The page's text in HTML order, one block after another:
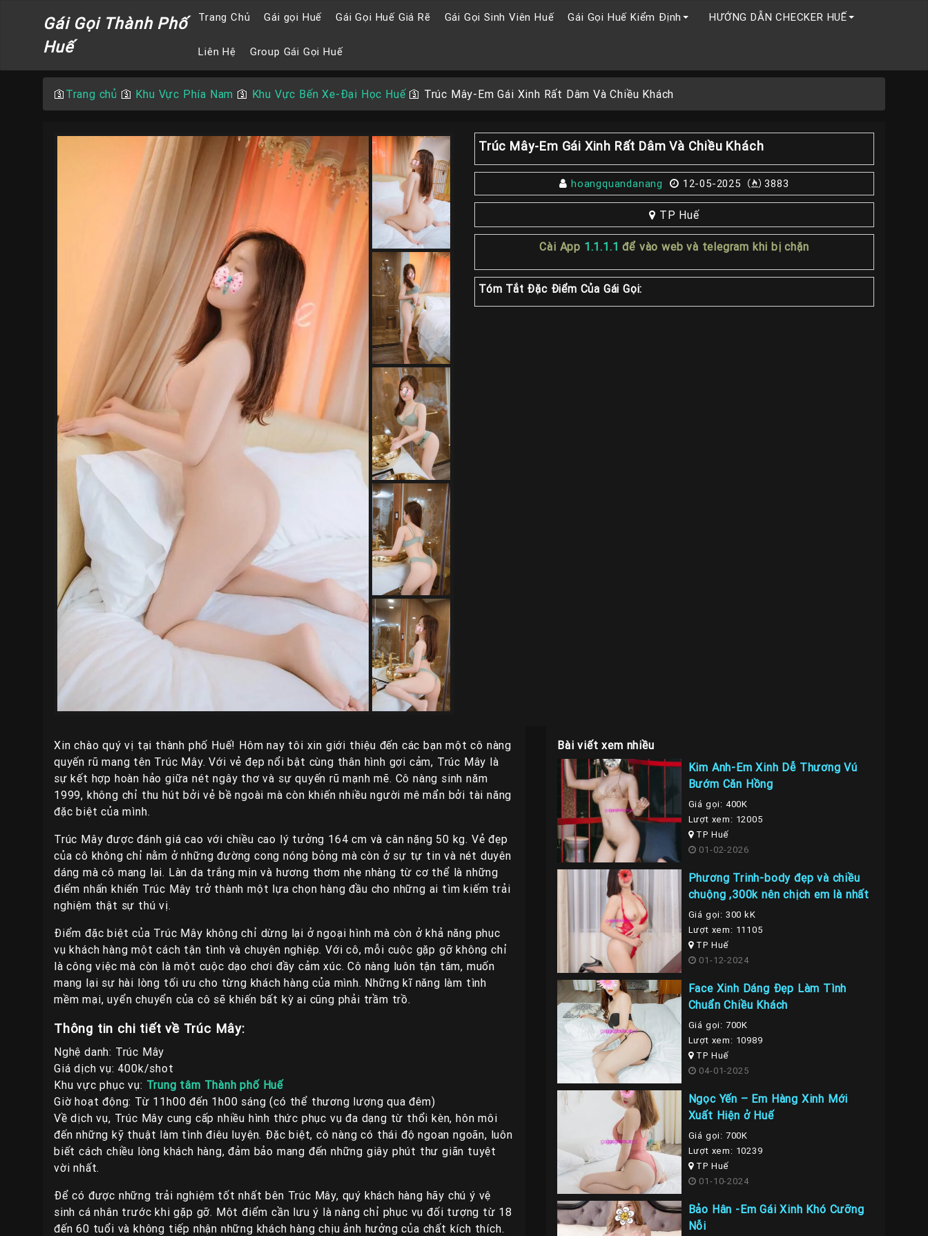
Gái Gọi Thành Phố
Huế
Trang Chủ Gái gọi Huế Gái Gọi Huế Giá Rẽ Gái Gọi Sinh Viên Huế Gái Gọi Huế Kiểm Định HƯỚNG DẪN CHECKER HUẾ
Liên Hệ Group Gái Gọi Huế
🛐 Trang chủ 🛐 Khu Vực Phía Nam 🛐 Khu Vực Bến Xe-Đại Học Huế🛐 Trúc Mây-Em Gái Xinh Rất Dâm Và Chiều Khách
Trúc Mây-Em Gái Xinh Rất Dâm Và Chiều Khách
hoangquandanang 12-05-2025 3883
TP Huế
Cài App 1.1.1.1 để vào web và telegram khi bị chặn
Tóm Tắt Đặc Điểm Của Gái Gọi:
Xin chào quý vị tại thành phố Huế! Hôm nay tôi xin giới thiệu đến các bạn một cô nàng
quyến rũ mang tên Trúc Mây. Với vẻ đẹp nổi bật cùng thân hình gợi cảm, Trúc Mây là
sự kết hợp hoàn hảo giữa nét ngây thơ và sự quyến rũ mạnh mẽ. Cô nàng sinh năm
1999, không chỉ thu hút bởi vẻ bề ngoài mà còn khiến nhiều người mê mẩn bởi tài năng
đặc biệt của mình.
Trúc Mây được đánh giá cao với chiều cao lý tưởng 164 cm và cân nặng 50 kg. Vẻ đẹp
của cô không chỉ nằm ở những đường cong nóng bỏng mà còn ở sự tự tin và nét duyên
dáng mà cô mang lại. Làn da trắng mịn và hương thơm nhẹ nhàng từ cơ thể là những
điểm nhấn khiến Trúc Mây trở thành một lựa chọn hàng đầu cho những ai tìm kiếm trải
nghiệm thật sự thú vị.
Điểm đặc biệt của Trúc Mây không chỉ dừng lại ở ngoại hình mà còn ở khả năng phục
vụ khách hàng một cách tận tình và chuyên nghiệp. Với cô, mỗi cuộc gặp gỡ không chỉ
là công việc mà còn là một cuộc dạo chơi đầy cảm xúc. Cô nàng luôn tận tâm, muốn
mang lại sự hài lòng tối ưu cho từng khách hàng của mình. Những kĩ năng làm tình
mềm mại, uyển chuyển của cô sẽ khiến bất kỳ ai cũng phải trầm trồ.
Thông tin chi tiết về Trúc Mây:
Nghệ danh: Trúc Mây
Giá dịch vụ: 400k/shot
Khu vực phục vụ: Trung tâm Thành phố Huế
Giờ hoạt động: Từ 11h00 đến 1h00 sáng (có thể thương lượng qua đêm)
Về dịch vụ, Trúc Mây cung cấp nhiều hình thức phục vụ đa dạng từ thổi kèn, hôn môi
đến những kỹ thuật làm tình điêu luyện. Đặc biệt, cô nàng có thái độ ngoan ngoãn, luôn
biết cách chiều lòng khách hàng, đảm bảo mang đến những giây phút thư giãn tuyệt
vời nhất.
Để có được những trải nghiệm tốt nhất bên Trúc Mây, quý khách hàng hãy chú ý vệ
sinh cá nhân trước khi gặp gỡ. Một điểm cần lưu ý là nàng chỉ phục vụ đối tượng từ 18
đến 60 tuổi và không tiếp nhận những khách hàng chịu ảnh hưởng của chất kích thích.
Bài viết xem nhiều
Kim Anh-Em Xinh Dễ Thương Vú
Bướm Căn Hồng
Giá gọi: 400K
Lượt xem: 12005
TP Huế
01-02-2026
Phương Trinh-body đẹp và chiều
chuộng ,300k nên chịch em là nhất
Giá gọi: 300 kK
Lượt xem: 11105
TP Huế
01-12-2024
Face Xinh Dáng Đẹp Làm Tình
Chuẩn Chiều Khách
Giá gọi: 700K
Lượt xem: 10989
TP Huế
04-01-2025
Ngọc Yến – Em Hàng Xinh Mới
Xuất Hiện ở Huế
Giá gọi: 700K
Lượt xem: 10239
TP Huế
01-10-2024
Bảo Hân -Em Gái Xinh Khó Cưỡng
Nỗi